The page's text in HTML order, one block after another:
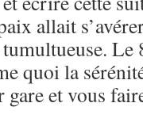
allait
Le
quoi la
gare et vous